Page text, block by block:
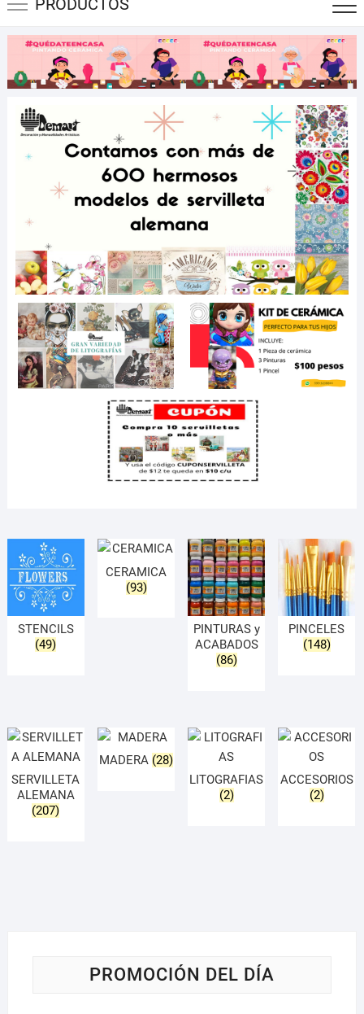
PRODUCTOS
STENCILS
(49)
CERAMICA
(93)
PINTURAS y
ACABADOS
(86)
PINCELES
(148)
SERVILLETA
ALEMANA
(207)
MADERA (28)
LITOGRAFIAS
(2)
ACCESORIOS
(2)
PROMOCIÓN DEL DÍA